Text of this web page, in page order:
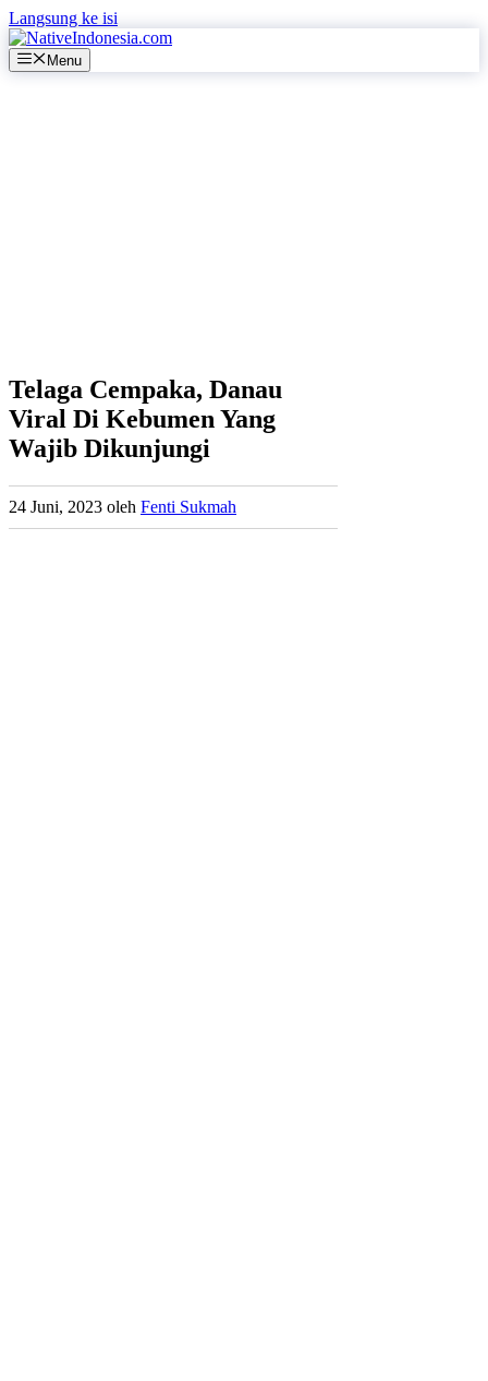
Langsung ke isi
Menu
Telaga Cempaka, Danau
Viral Di Kebumen Yang
Wajib Dikunjungi
24 Juni, 2023 oleh Fenti Sukmah